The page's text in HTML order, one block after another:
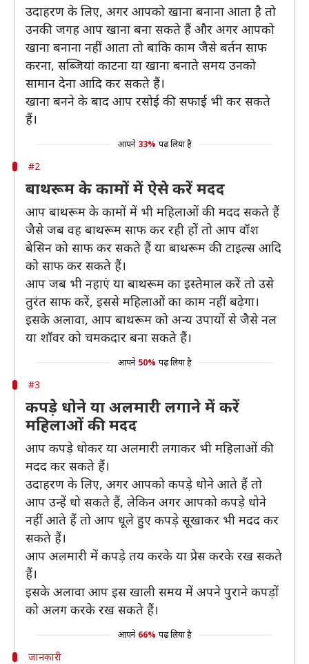
उदाहरण के लिए, अगर आपको खाना बनाना आता है तो
उनकी जगह आप खाना बना सकते हैं और अगर आपको
खाना बनाना नहीं आता तो बाकि काम जैसे बर्तन साफ
करना, सब्जियां काटना या खाना बनाते समय उनको
सामान देना आदि कर सकते हैं।
खाना बनने के बाद आप रसोई की सफाई भी कर सकते
हैं।
आपने 33% पढ़ लिया है
#2
बाथरूम के कामों में ऐसे करें मदद
आप बाथरूम के कामों में भी महिलाओं की मदद सकते हैं
जैसे जब वह बाथरूम साफ कर रही हों तो आप वॉश
बेसिन को साफ कर सकते हैं या बाथरूम की टाइल्स आदि
को साफ कर सकते हैं।
आप जब भी नहाएं या बाथरूम का इस्तेमाल करें तो उसे
तुरंत साफ करें, इससे महिलाओं का काम नहीं बढ़ेगा।
इसके अलावा, आप बाथरूम को अन्य उपायों से जैसे नल
या शॉवर को चमकदार बना सकते हैं।
आपने 50% पढ़ लिया है
#3
कपड़े धोने या अलमारी लगाने में करें
महिलाओं की मदद
आप कपड़े धोकर या अलमारी लगाकर भी महिलाओं की
मदद कर सकते हैं।
उदाहरण के लिए, अगर आपको कपड़े धोने आते हैं तो
आप उन्हें धो सकते हैं, लेकिन अगर आपको कपड़े धोने
नहीं आते हैं तो आप धूले हुए कपड़े सूखाकर भी मदद कर
सकते हैं।
आप अलमारी में कपड़े तय करके या प्रेस करके रख सकते
हैं।
इसके अलावा आप इस खाली समय में अपने पुराने कपड़ों
को अलग करके रख सकते हैं।
आपने 66% पढ़ लिया है
जानकारी